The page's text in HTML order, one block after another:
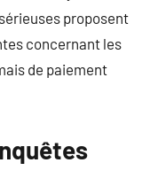
proposent
concernant les
de paiement